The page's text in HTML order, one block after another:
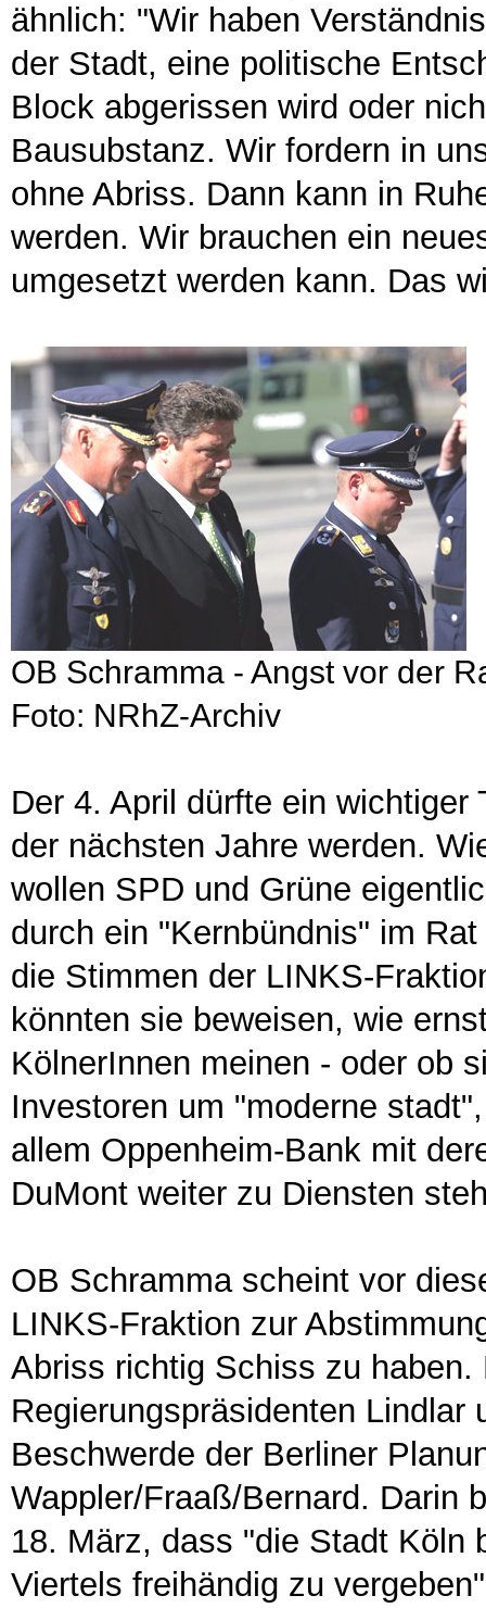
ähnlich: "Wir haben
der Stadt, eine politische
Block abgerissen wird oder
Bausubstanz. Wir fordern in
ohne Abriss. Dann kann in
werden. Wir brauchen ein
umgesetzt werden kann. Das
OB Schramma - Angst vor der
Foto: NRhZ-Archiv
Der 4. April dürfte ein
der nächsten Jahre werden.
wollen SPD und Grüne
durch ein "Kernbündnis" im
die Stimmen der LINKS-
könnten sie beweisen, wie
KölnerInnen meinen - oder ob
Investoren um "moderne
allem Oppenheim-Bank mit
DuMont weiter zu Diensten
OB Schramma scheint vor
LINKS-Fraktion zur
Abriss richtig Schiss zu
Regierungspräsidenten Lindlar
Beschwerde der Berliner
Wappler/Fraaß/Bernard. Darin
18. März, dass "die Stadt Köln
Viertels freihändig zu